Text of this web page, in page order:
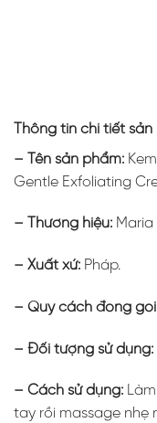
Thông tin chi tiết
– Tên sản phẩm:
Gentle Exfoliating
– Thương hiệu:
– Xuất xứ: Pháp.
– Quy cách đóng
– Đối tượng sử dụng:
– Cách sử dụng:
tay rồi massage nhẹ